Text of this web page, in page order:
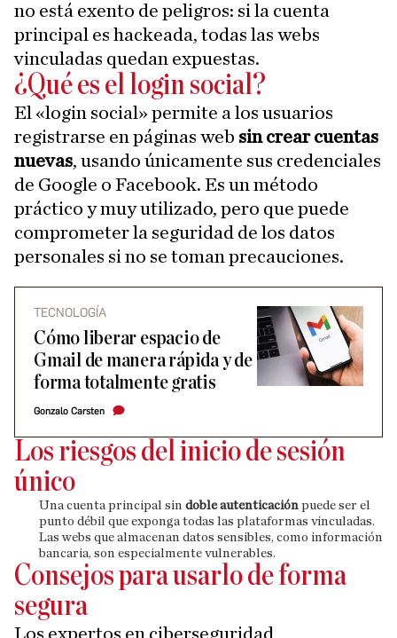
no está exento de peligros: si la cuenta
principal es hackeada, todas las webs
vinculadas quedan expuestas.
¿Qué es el login social?
El «login social» permite a los usuarios
registrarse en páginas web sin crear cuentas
nuevas, usando únicamente sus credenciales
de Google o Facebook. Es un método
práctico y muy utilizado, pero que puede
comprometer la seguridad de los datos
personales si no se toman precauciones.
TECNOLOGÍA
Cómo liberar espacio de
Gmail de manera rápida y de
forma totalmente gratis
Gonzalo Carsten
Los riesgos del inicio de sesión
único
Una cuenta principal sin doble autenticación puede ser el
punto débil que exponga todas las plataformas vinculadas.
Las webs que almacenan datos sensibles, como información
bancaria, son especialmente vulnerables.
Consejos para usarlo de forma
segura
Los expertos en ciberseguridad